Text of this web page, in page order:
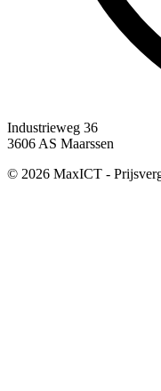
Industrieweg 36
3606 AS Maarssen
© 2026 MaxICT -